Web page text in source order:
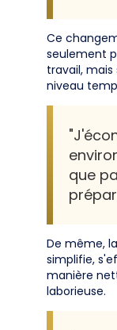
Ce
seulement
travail,
niveau
que
De même,
simplifie,
manière
laborieuse.